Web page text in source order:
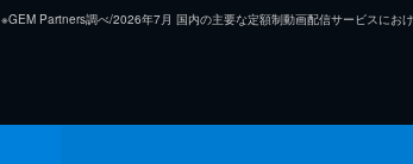
※GEM Partners調べ/2026年7⽉ 国内の主要な定額制動画配信サービスにお